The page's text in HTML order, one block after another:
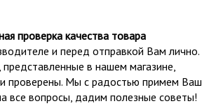
проверка качества товара
и перед отправкой Вам лично.
в нашем магазине,
проверены. Мы с радостью примем Ваш
все вопросы, дадим полезные советы!